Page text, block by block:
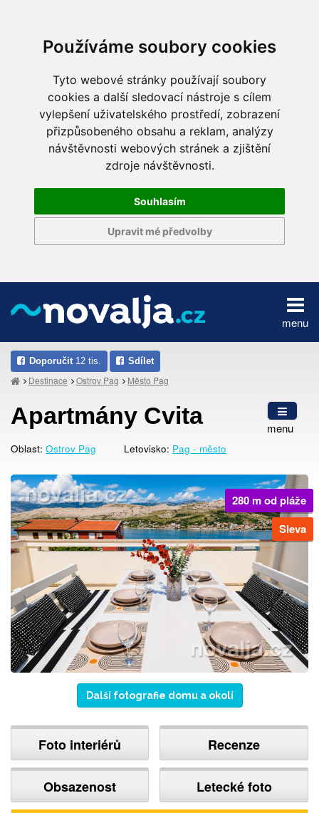
Používáme soubory cookies
Tyto webové stránky používají soubory
cookies a další sledovací nástroje s cílem
vylepšení uživatelského prostředí, zobrazení
přizpůsobeného obsahu a reklam, analýzy
návštěvnosti webových stránek a zjištění
zdroje návštěvnosti.
Souhlasím
Upravit mé předvolby
menu
Doporučit 12 tis. Sdílet
Destinace Ostrov Pag Město Pag
menu
Apartmány Cvita
Oblast: Ostrov Pag Letovisko: Pag - město
280 m od pláže
Sleva
Další fotografie domu a okolí
Foto interiérů
Obsazenost
Recenze
Letecké foto